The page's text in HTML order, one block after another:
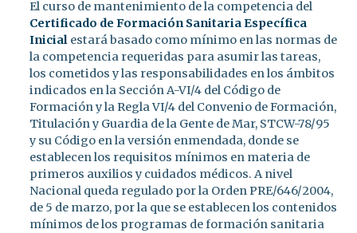
El curso de mantenimiento de la competencia del
Certificado de Formación Sanitaria Específica
Inicial estará basado como mínimo en las normas de
la competencia requeridas para asumir las tareas,
los cometidos y las responsabilidades en los ámbitos
indicados en la Sección A-VI/4 del Código de
Formación y la Regla VI/4 del Convenio de Formación,
Titulación y Guardia de la Gente de Mar, STCW-78/95
y su Código en la versión enmendada, donde se
establecen los requisitos mínimos en materia de
primeros auxilios y cuidados médicos. A nivel
Nacional queda regulado por la Orden PRE/646/2004,
de 5 de marzo, por la que se establecen los contenidos
mínimos de los programas de formación sanitaria